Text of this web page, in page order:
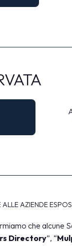
AZIENDE
che alcune
Directory”, “